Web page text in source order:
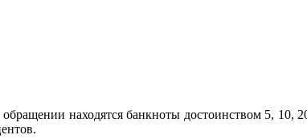
находятся банкноты достоинством 5, 10,